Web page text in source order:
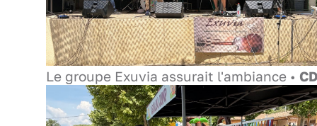
Le groupe Exuvia assurait l'ambiance •